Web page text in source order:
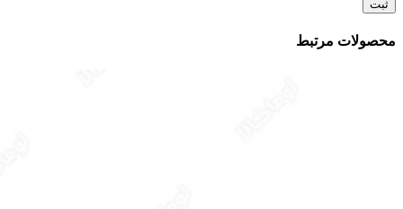
محصولات مرتبط